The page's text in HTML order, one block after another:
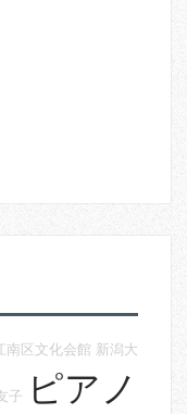
南区文化会館 新潟大
子 ピアノ